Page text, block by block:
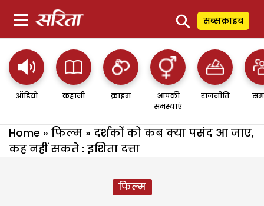
⚲ सब्सक्राइब
ऑडियो कहानी क्राइम
आपकी
समस्याएं
राजनीति
Home » फिल्म » दर्शकों को कब क्या पसंद आ जाए,
कह नहीं सकते : इशिता दत्ता
फिल्म